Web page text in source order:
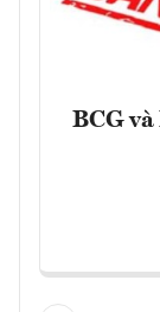
BCG và